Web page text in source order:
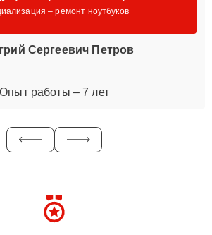
– ремонт ноутбуков
Сергеевич Петров
Опыт работы – 7 лет